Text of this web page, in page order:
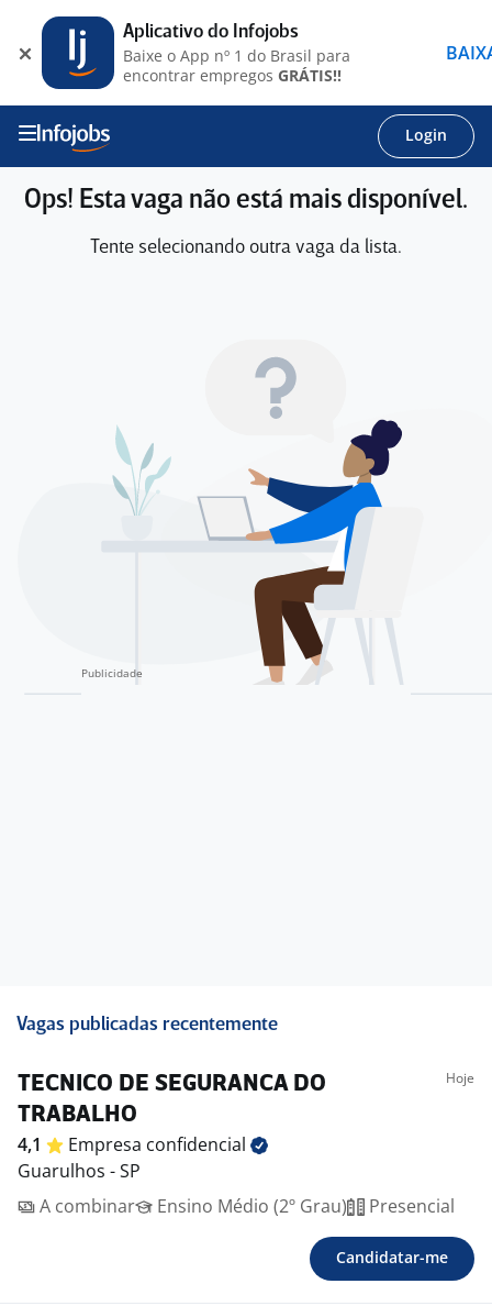
Login
Ops! Esta vaga não está mais disponível.
Tente selecionando outra vaga da lista.
Vagas publicadas recentemente
TECNICO DE SEGURANCA DO
TRABALHO
Hoje
4,1 Empresa confidencial
Guarulhos - SP
A combinar
Ensino Médio (2º Grau) Presencial
Candidatar-me
Aplicativo do Infojobs
Baixe o App nº 1 do Brasil para
encontrar empregos GRÁTIS!!